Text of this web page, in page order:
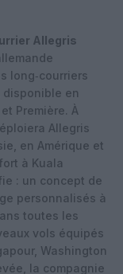
Allegris
long‑courriers
en
Première. À
Allegris
en Amérique et
à Kuala
: un concept de
personnalisés à
toutes les
vols équipés
Washington
la compagnie